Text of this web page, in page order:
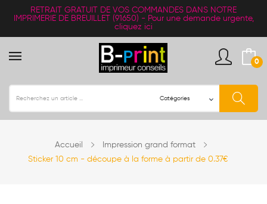
RETRAIT GRATUIT
DE VOS COMMANDES DANS NOTRE
IMPRIMERIE DE BREUILLET (91650) - Pour une demande urgente,
cliquez ici
0
Accueil
Impression grand format
Sticker 10 cm - découpe à la forme à partir de 0.37€